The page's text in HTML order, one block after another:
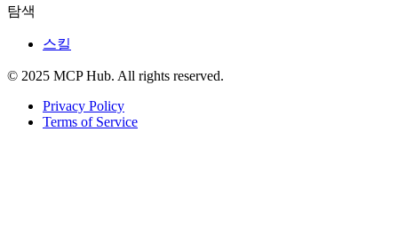
탐색
스킬
© 2025 MCP Hub. All rights reserved.
Privacy Policy
Terms of Service